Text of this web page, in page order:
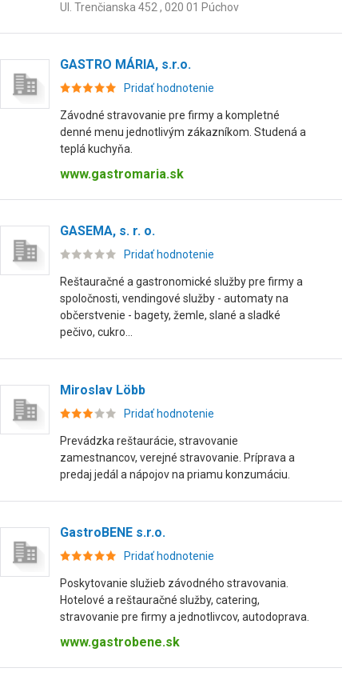
Ul. Trenčianska 452 , 020 01 Púchov
GASTRO MÁRIA, s.r.o.
Pridať hodnotenie
Závodné stravovanie pre firmy a kompletné
denné menu jednotlivým zákazníkom. Studená a
teplá kuchyňa.
www.gastromaria.sk
GASEMA, s. r. o.
Pridať hodnotenie
Reštauračné a gastronomické služby pre firmy a
spoločnosti, vendingové služby - automaty na
občerstvenie - bagety, žemle, slané a sladké
pečivo, cukro...
Miroslav Löbb
Pridať hodnotenie
Prevádzka reštaurácie, stravovanie
zamestnancov, verejné stravovanie. Príprava a
predaj jedál a nápojov na priamu konzumáciu.
GastroBENE s.r.o.
Pridať hodnotenie
Poskytovanie služieb závodného stravovania.
Hotelové a reštauračné služby, catering,
stravovanie pre firmy a jednotlivcov, autodoprava.
www.gastrobene.sk